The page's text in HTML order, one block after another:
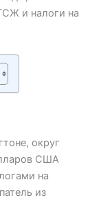
и налоги на
округ
США
на
из